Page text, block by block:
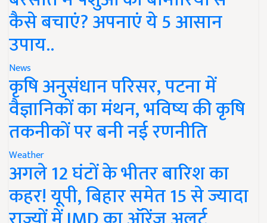
कैसे बचाएं? अपनाएं ये 5 आसान
उपाय..
News
कृषि अनुसंधान परिसर, पटना में
वैज्ञानिकों का मंथन, भविष्य की कृषि
तकनीकों पर बनी नई रणनीति
Weather
अगले 12 घंटों के भीतर बारिश का
कहर! यूपी, बिहार समेत 15 से ज्यादा